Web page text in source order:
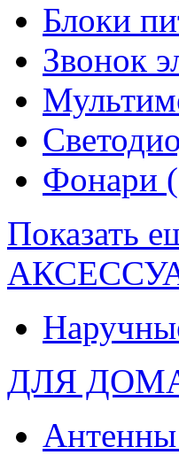
Блоки
Звонок
Фонари
Показать
ДЛЯ